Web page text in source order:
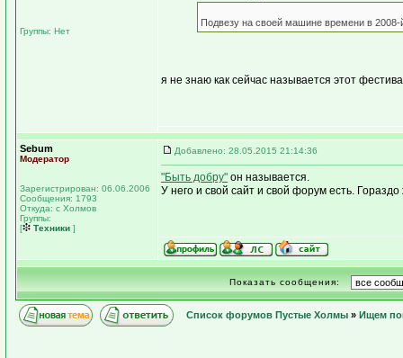
Группы: Нет
Подвезу на своей машине времени в
я не знаю как сейчас называется этот
Sebum
Модератор
Зарегистрирован: 06.06.2006
Сообщения: 1793
Откуда: с Холмов
Группы:
[
Техники ]
Добавлено: 28.05.2015 21:14:36
"Быть добру" он называется.
У него и свой сайт и свой форум есть. Гораздо
Показать сообщения:
Список форумов Пустые Холмы » Ищем